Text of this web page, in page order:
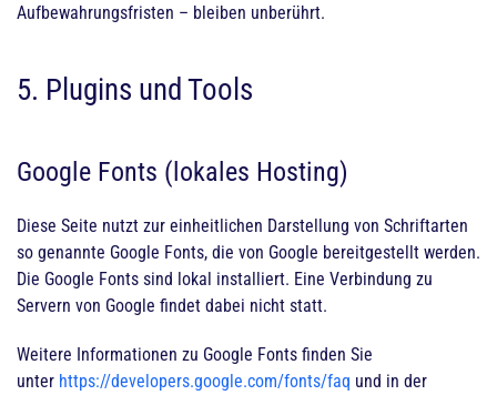
Aufbewahrungsfristen – bleiben unberührt.
5. Plugins und Tools
Google Fonts (lokales Hosting)
Diese Seite nutzt zur einheitlichen Darstellung von Schriftarten
so genannte Google Fonts, die von Google bereitgestellt werden.
Die Google Fonts sind lokal installiert. Eine Verbindung zu
Servern von Google findet dabei nicht statt.
Weitere Informationen zu Google Fonts finden Sie
unter https://developers.google.com/fonts/faq und in der